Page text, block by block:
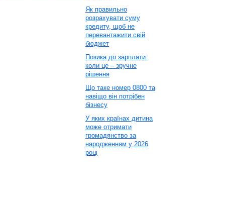
Як правильно
розрахувати суму
кредиту, щоб не
перевантажити свій
бюджет
Позика до зарплати:
коли це – зручне
рішення
Що таке номер 0800 та
навіщо він потрібен
бізнесу
У яких країнах дитина
може отримати
громадянство за
народженням у 2026
році